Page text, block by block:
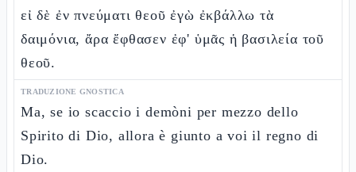
εἰ δὲ ἐν πνεύματι θεοῦ ἐγὼ ἐκβάλλω τὰ
δαιμόνια, ἄρα ἔφθασεν ἐφ' ὑμᾶς ἡ βασιλεία τοῦ
θεοῦ.
TRADUZIONE GNOSTICA
Ma, se io scaccio i demòni per mezzo dello
Spirito di Dio, allora è giunto a voi il regno di
Dio.